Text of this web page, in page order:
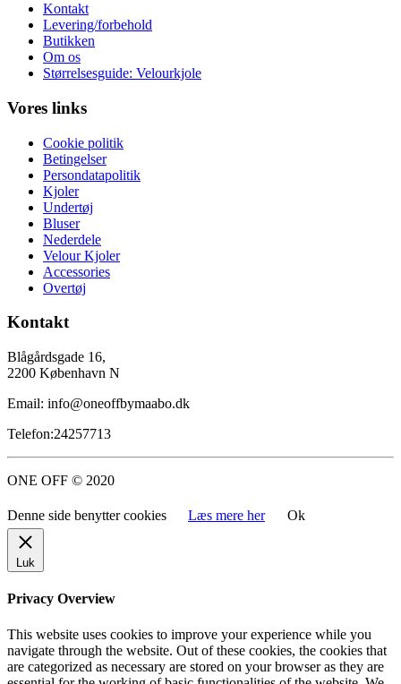
Kontakt
Levering/forbehold
Butikken
Om os
Størrelsesguide: Velourkjole
Vores links
Cookie politik
Betingelser
Persondatapolitik
Kjoler
Undertøj
Bluser
Nederdele
Velour Kjoler
Accessories
Overtøj
Kontakt
Blågårdsgade 16,
2200 København N
Email: info@oneoffbymaabo.dk
Telefon:24257713
ONE OFF © 2020
Denne side benytter cookies Læs mere her Ok
Luk
Privacy Overview
This website uses cookies to improve your experience while you
navigate through the website. Out of these cookies, the cookies that
are categorized as necessary are stored on your browser as they are